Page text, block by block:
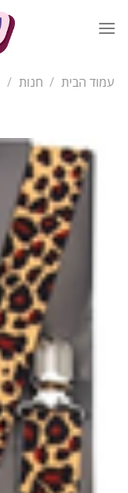
עמוד הבית / חנות /